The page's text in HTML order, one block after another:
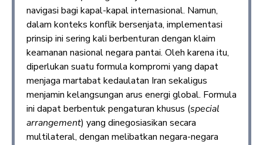
navigasi bagi kapal-kapal internasional. Namun,
dalam konteks konflik bersenjata, implementasi
prinsip ini sering kali berbenturan dengan klaim
keamanan nasional negara pantai. Oleh karena itu,
diperlukan suatu formula kompromi yang dapat
menjaga martabat kedaulatan Iran sekaligus
menjamin kelangsungan arus energi global. Formula
ini dapat berbentuk pengaturan khusus (special
arrangement) yang dinegosiasikan secara
multilateral, dengan melibatkan negara-negara